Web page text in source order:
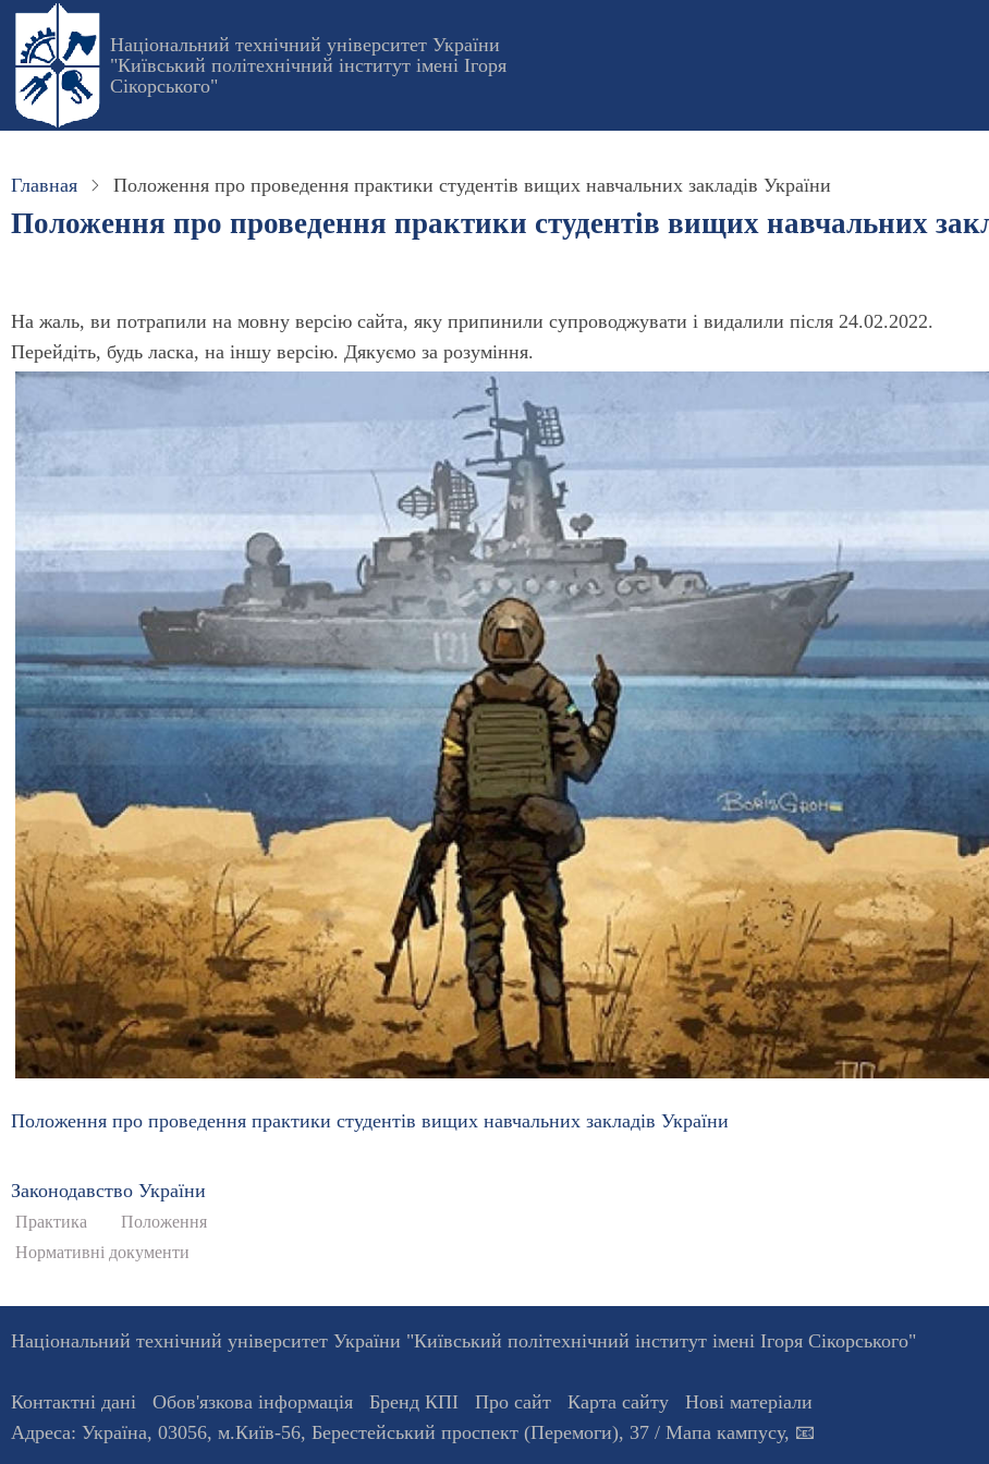
Перейти
основному
содержанию
Національний технічний університет України
"Київський політехнічний інститут імені Ігоря
Сікорського"
Главная Положення про проведення практики студентів вищих навчальних закладів України
Положення про проведення практики студентів вищих навчальних
На жаль, ви потрапили на мовну версію сайта, яку припинили супроводжувати і видалили після 24.02.2022.
Перейдіть, будь ласка, на іншу версію. Дякуємо за розуміння.
Положення про проведення практики студентів вищих навчальних закладів України
Законодавство України
Практика
Положення
Нормативні документи
Національний технічний університет України "Київський політехнічний інститут імені Ігоря Сікорського"
Контактні дані Обов'язкова інформація Бренд КПІ Про сайт Карта сайту
Нові матеріали
Адреса: Україна, 03056, м.Київ-56, Берестейський проспект (Перемоги), 37 / Мапа кампусу, 📧